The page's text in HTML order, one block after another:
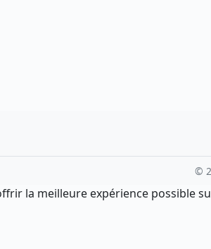
©
la meilleure expérience possible